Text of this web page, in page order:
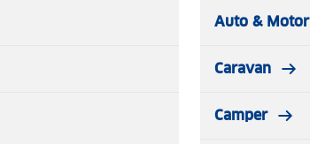
Auto & Motor
Caravan
Camper